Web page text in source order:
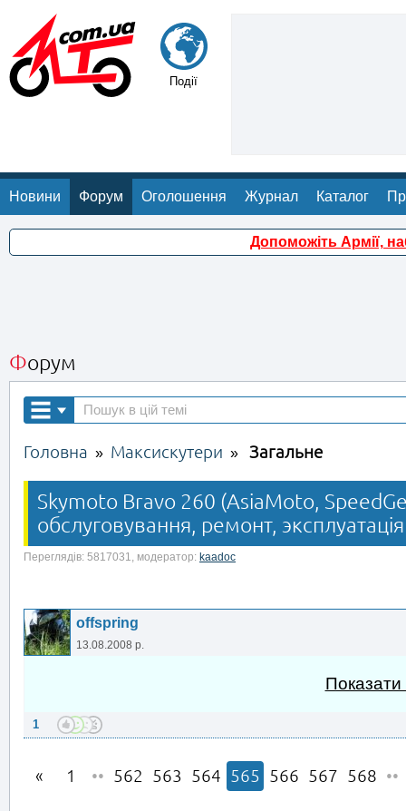
Події
Новини Форум Оголошення Журнал Каталог
Допоможіть Армії,
Форум
Головна » Максискутери » Загальне
Skymoto Bravo 260 (AsiaMoto,
обслуговування, ремонт, эксплуатація
Переглядів: 5817031, модератор: kaadoc
offspring
13.08.2008 р.
Показати
1
1 •• 562 563 564 565 566 567 568 ••